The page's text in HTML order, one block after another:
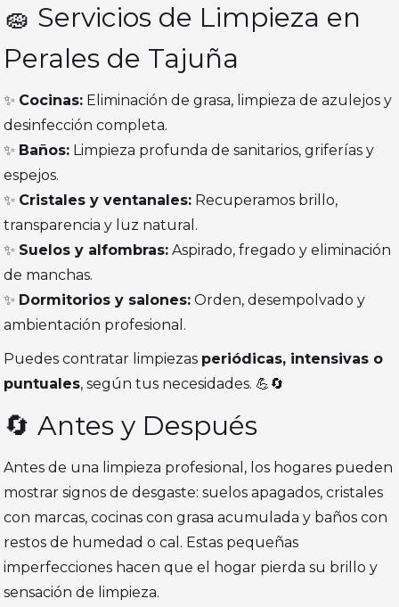
🧽 Servicios de Limpieza en
Perales de Tajuña
✨ Cocinas: Eliminación de grasa, limpieza de azulejos y
desinfección completa.
✨ Baños: Limpieza profunda de sanitarios, griferías y
espejos.
✨ Cristales y ventanales: Recuperamos brillo,
transparencia y luz natural.
✨ Suelos y alfombras: Aspirado, fregado y eliminación
de manchas.
✨ Dormitorios y salones: Orden, desempolvado y
ambientación profesional.
Puedes contratar limpiezas periódicas, intensivas o
puntuales, según tus necesidades. 💪🔄
🔄 Antes y Después
Antes de una limpieza profesional, los hogares pueden
mostrar signos de desgaste: suelos apagados, cristales
con marcas, cocinas con grasa acumulada y baños con
restos de humedad o cal. Estas pequeñas
imperfecciones hacen que el hogar pierda su brillo y
sensación de limpieza.